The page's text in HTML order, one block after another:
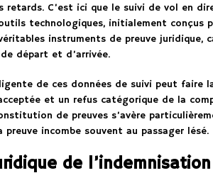
retards. C’est ici que le suivi de vol en
technologiques, initialement conçus
instruments de preuve juridique,
départ et d’arrivée.
de ces données de suivi peut faire
et un refus catégorique de la
de preuves s’avère
preuve incombe souvent au passager lésé.
de